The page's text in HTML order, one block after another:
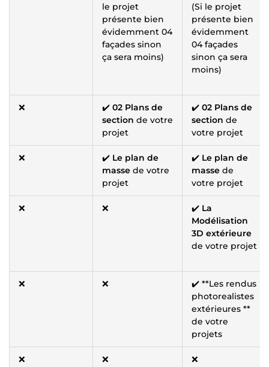
le projet
présente bien
évidemment 04
façades sinon
ça sera moins)
(Si le projet
présente bien
évidemment
04 façades
sinon ça sera
moins)
❌ ✔️ 02 Plans de
section de votre
projet
✔️ 02 Plans de
section de
votre projet
❌ ✔️ Le plan de
masse de votre
projet
✔️ Le plan de
masse de
votre projet
❌ ❌ ✔️ La
Modélisation
3D extérieure
de votre projet
❌ ❌
✔️ **Les rendus
photorealistes
extérieures **
de votre
projets
❌ ❌ ❌